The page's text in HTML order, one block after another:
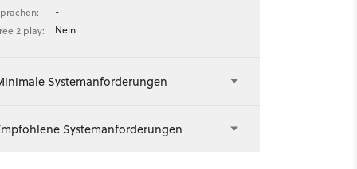
-
2 play:
Nein
Systemanforderungen
Systemanforderungen